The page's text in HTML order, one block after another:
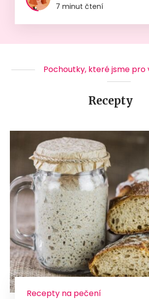
7 minut čtení
Pochoutky, které jsme pro
Recepty
Recepty na pečení